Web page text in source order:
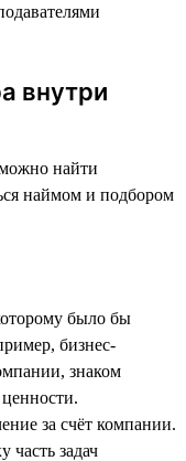
внутри
найти
наймом и подбором
было бы
бизнес-
знаком
за счёт компании.
часть задач